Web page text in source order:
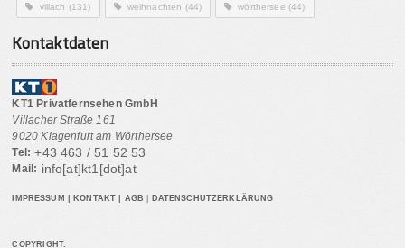
villach (131) weihnachten (44) wörthersee (44)
Kontaktdaten
KT1 Privatfernsehen GmbH
Villacher Straße 161
9020 Klagenfurt am Wörthersee
Tel: +43 463 / 51 52 53
Mail: info[at]kt1[dot]at
IMPRESSUM KONTAKT AGB DATENSCHUTZERKLÄRUNG
COPYRIGHT: